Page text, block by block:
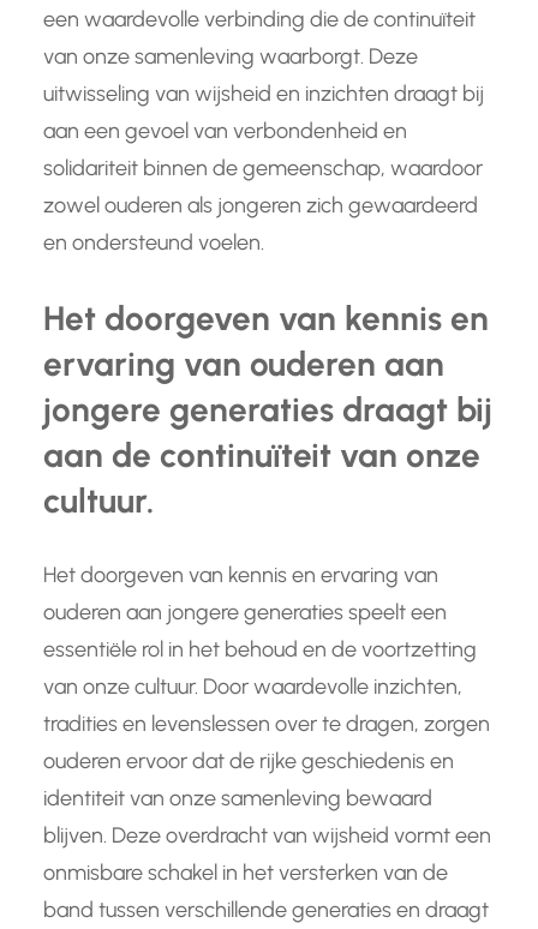
een waardevolle verbinding die de continuïteit
van onze samenleving waarborgt. Deze
uitwisseling van wijsheid en inzichten draagt bij
aan een gevoel van verbondenheid en
solidariteit binnen de gemeenschap, waardoor
zowel ouderen als jongeren zich gewaardeerd
en ondersteund voelen.
Het doorgeven van kennis en
ervaring van ouderen aan
jongere generaties draagt bij
aan de continuïteit van onze
cultuur.
Het doorgeven van kennis en ervaring van
ouderen aan jongere generaties speelt een
essentiële rol in het behoud en de voortzetting
van onze cultuur. Door waardevolle inzichten,
tradities en levenslessen over te dragen, zorgen
ouderen ervoor dat de rijke geschiedenis en
identiteit van onze samenleving bewaard
blijven. Deze overdracht van wijsheid vormt een
onmisbare schakel in het versterken van de
band tussen verschillende generaties en draagt